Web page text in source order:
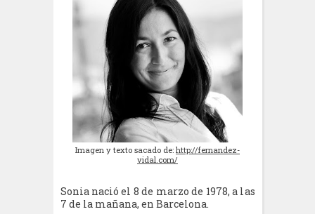
Imagen y texto sacado de: http://fernandez-
vidal.com/
Sonia nació el 8 de marzo de 1978, a las
7 de la mañana, en Barcelona.